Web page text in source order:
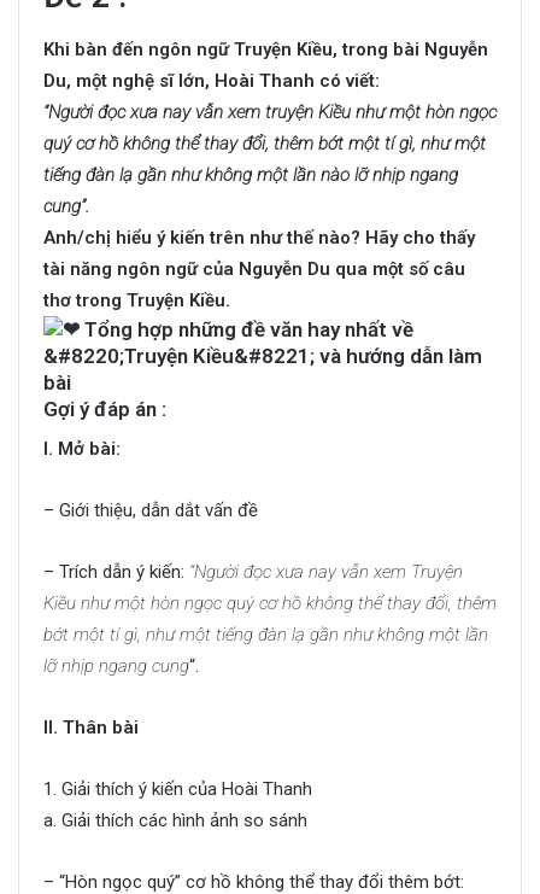
Khi bàn đến ngôn ngữ Truyện Kiều, trong bài Nguyễn
Du, một nghệ sĩ lớn, Hoài Thanh có viết:
“Người đọc xưa nay vẫn xem truyện Kiều như một hòn ngọc
quý cơ hồ không thể thay đổi, thêm bớt một tí gì, như một
tiếng đàn lạ gần như không một lần nào lỡ nhịp ngang
cung”.
Anh/chị hiểu ý kiến trên như thế nào? Hãy cho thấy
tài năng ngôn ngữ của Nguyễn Du qua một số câu
thơ trong Truyện Kiều.
Gợi ý đáp án :
I. Mở bài:
– Giới thiệu, dẫn dắt vấn đề
– Trích dẫn ý kiến: “Người đọc xưa nay vẫn xem Truyện
Kiều như một hòn ngọc quý cơ hồ không thể thay đổi, thêm
bớt một tí gì, như một tiếng đàn lạ gần như không một lần
lỡ nhịp ngang cung“.
II. Thân bài
1. Giải thích ý kiến của Hoài Thanh
a. Giải thích các hình ảnh so sánh
– “Hòn ngọc quý” cơ hồ không thể thay đổi thêm bớt: